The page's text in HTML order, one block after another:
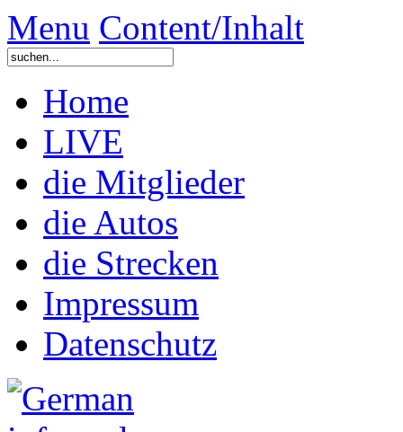
Menu Content/Inhalt
Home
LIVE
die Mitglieder
die Autos
die Strecken
Impressum
Datenschutz